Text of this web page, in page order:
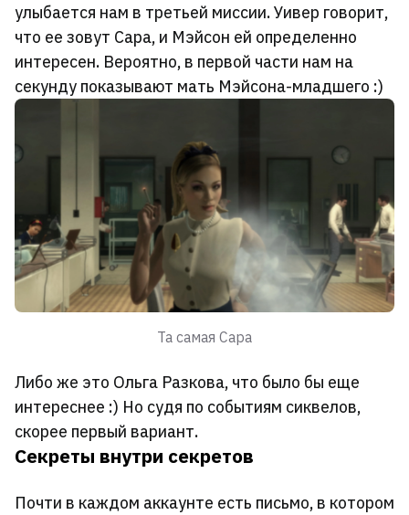
улыбается нам в третьей миссии. Уивер говорит,
что ее зовут Сара, и Мэйсон ей определенно
интересен. Вероятно, в первой части нам на
секунду показывают мать Мэйсона-младшего :)
Та самая Сара
Либо же это Ольга Разкова, что было бы еще
интереснее :) Но судя по событиям сиквелов,
скорее первый вариант.
Секреты внутри секретов
Почти в каждом аккаунте есть письмо, в котором